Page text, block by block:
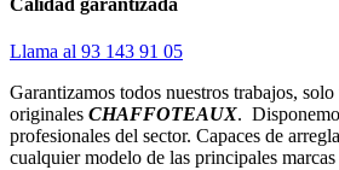
Calidad garantizada
Llama al 93 143 91 05
Garantizamos todos nuestros trabajos, solo
originales CHAFFOTEAUX.
profesionales del sector. Capaces de
cualquier modelo de las principales